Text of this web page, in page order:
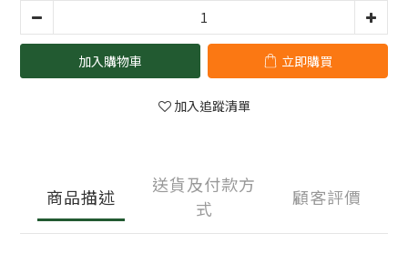
加入購物車 立即購買
加入追蹤清單
商品描述
送貨及付款方
式
顧客評價